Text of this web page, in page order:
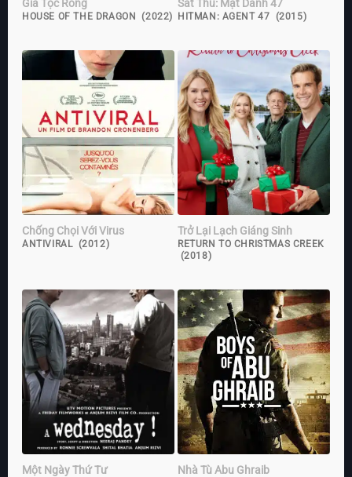
Gia Tộc Rồng
HOUSE OF THE DRAGON (2022)
Sát Thủ: Mật Danh 47
HITMAN: AGENT 47 (2015)
Chống Chọi Với Virus
ANTIVIRAL (2012)
Trở Lại Lạch Giáng Sinh
RETURN TO CHRISTMAS CREEK
(2018)
Một Ngày Thứ Tư Nhà Tù Abu Ghraib